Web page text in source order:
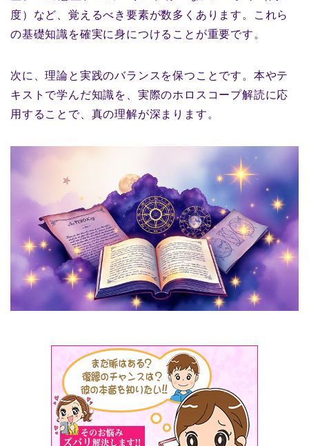
度）など、覚えるべき要素が数多くあります。これら
の基礎知識を確実に身につけることが重要です。
次に、理論と実践のバランスを保つことです。本やテ
キストで学んだ知識を、実際のホロスコープ解読に応
用することで、真の理解が深まります。